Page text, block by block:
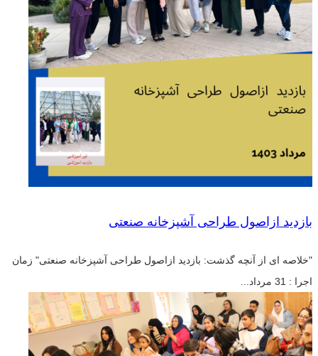
بازدید ازاصول طراحی آشپزخانه صنعتی
"خلاصه ای از آنچه گذشت: بازدید ازاصول طراحی آشپزخانه صنعتی" زمان
اجرا : 31 مرداد...